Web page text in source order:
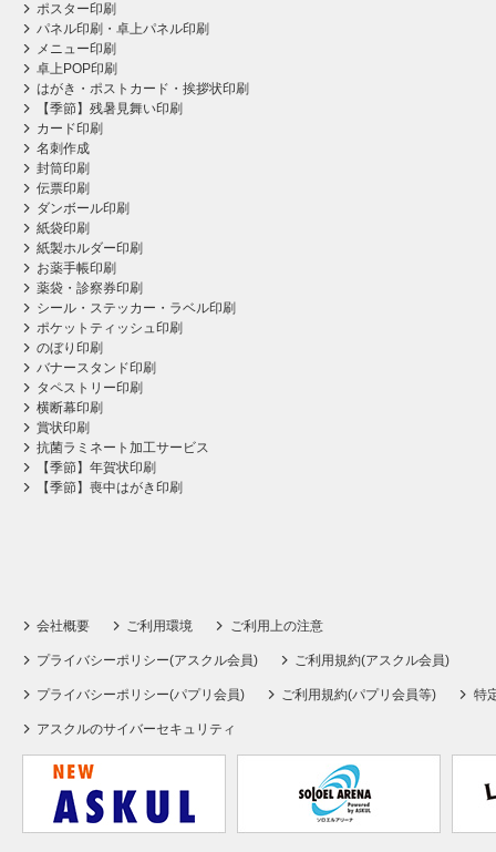
ポスター印刷
パネル印刷・卓上パネル印刷
メニュー印刷
卓上POP印刷
はがき・ポストカード・挨拶状印刷
【季節】残暑見舞い印刷
カード印刷
名刺作成
封筒印刷
伝票印刷
ダンボール印刷
紙袋印刷
紙製ホルダー印刷
お薬手帳印刷
薬袋・診察券印刷
シール・ステッカー・ラベル印刷
ポケットティッシュ印刷
のぼり印刷
バナースタンド印刷
タペストリー印刷
横断幕印刷
賞状印刷
抗菌ラミネート加工サービス
【季節】年賀状印刷
【季節】喪中はがき印刷
会社概要 ご利用環境 ご利用上の注意
プライバシーポリシー(アスクル会員) ご利用規約(アスクル会員)
プライバシーポリシー(パプリ会員) ご利用規約(パプリ会員等) 特
アスクルのサイバーセキュリティ